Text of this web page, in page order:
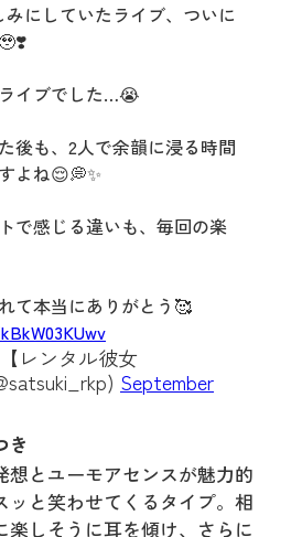
にしていたライブ、ついに
イブでした…😭
後も、2人で余韻に浸る時間
よね😌💭✨
で感じる違いも、毎回の楽
て本当にありがとう🥰
レンタル彼女
September
き
想とユーモアセンスが魅力的
ッと笑わせてくるタイプ。相
楽しそうに耳を傾け、さらに